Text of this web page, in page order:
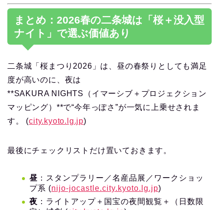
まとめ：2026春の二条城は「桜＋没入型
ナイト」で選ぶ価値あり
二条城「桜まつり2026」は、昼の春祭りとしても満足
度が高いのに、夜は
**SAKURA NIGHTS（イマーシブ＋プロジェクション
マッピング）**で“今年っぽさ”が一気に上乗せされま
す。 (city.kyoto.lg.jp)
最後にチェックリストだけ置いておきます。
昼 ：スタンプラリー／名産品展／ワークショッ
プ系 (nijo-jocastle.city.kyoto.lg.jp)
夜 ：ライトアップ＋国宝の夜間観覧＋（日数限